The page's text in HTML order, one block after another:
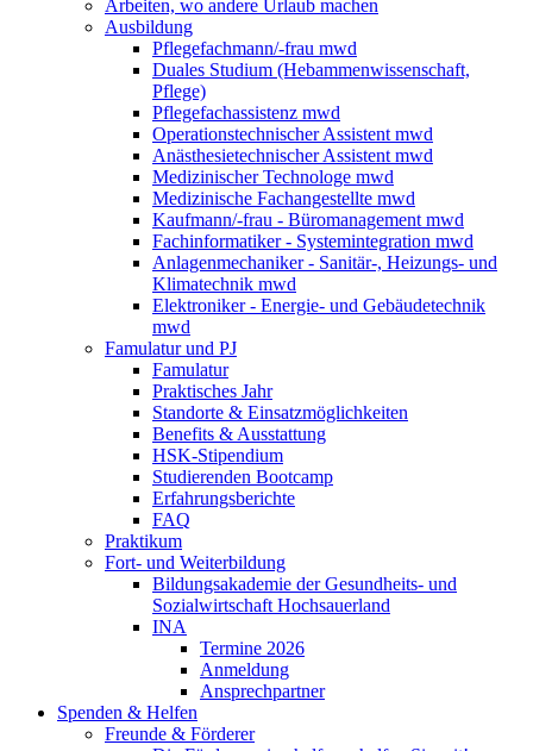
Arbeiten, wo andere Urlaub machen
Ausbildung
Pflegefachmann/-frau mwd
Duales Studium (Hebammenwissenschaft,
Pflege)
Pflegefachassistenz mwd
Operationstechnischer Assistent mwd
Anästhesietechnischer Assistent mwd
Medizinischer Technologe mwd
Medizinische Fachangestellte mwd
Kaufmann/-frau - Büromanagement mwd
Fachinformatiker - Systemintegration mwd
Anlagenmechaniker - Sanitär-, Heizungs- und
Klimatechnik mwd
Elektroniker - Energie- und Gebäudetechnik
mwd
Famulatur und PJ
Famulatur
Praktisches Jahr
Standorte & Einsatzmöglichkeiten
Benefits & Ausstattung
HSK-Stipendium
Studierenden Bootcamp
Erfahrungsberichte
FAQ
Praktikum
Fort- und Weiterbildung
Bildungsakademie der Gesundheits- und
Sozialwirtschaft Hochsauerland
INA
Termine 2026
Anmeldung
Ansprechpartner
Spenden & Helfen
Freunde & Förderer